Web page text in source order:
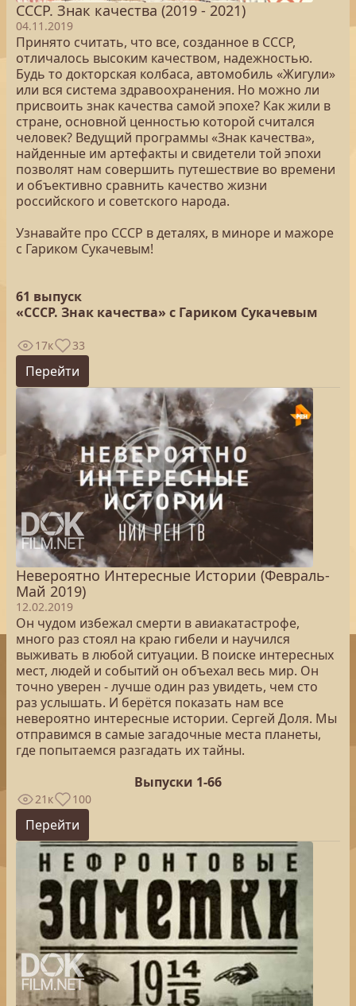
СССР. Знак качества (2019 - 2021)
04.11.2019
Принято считать, что все, созданное в СССР,
отличалось высоким качеством, надежностью.
Будь то докторская колбаса, автомобиль «Жигули»
или вся система здравоохранения. Но можно ли
присвоить знак качества самой эпохе? Как жили в
стране, основной ценностью которой считался
человек? Ведущий программы «Знак качества»,
найденные им артефакты и свидетели той эпохи
позволят нам совершить путешествие во времени
и объективно сравнить качество жизни
российского и советского народа.
Узнавайте про СССР в деталях, в миноре и мажоре
с Гариком Сукачевым!
61 выпуск
«СССР. Знак качества» с Гариком Сукачевым
17к 33
Перейти
Невероятно Интересные Истории (Февраль-
Май 2019)
12.02.2019
Он чудом избежал смерти в авиакатастрофе,
много раз стоял на краю гибели и научился
выживать в любой ситуации. В поиске интересных
мест, людей и событий он объехал весь мир. Он
точно уверен - лучше один раз увидеть, чем сто
раз услышать. И берётся показать нам все
невероятно интересные истории. Сергей Доля. Мы
отправимся в самые загадочные места планеты,
где попытаемся разгадать их тайны.
Выпуски 1-66
21к 100
Перейти